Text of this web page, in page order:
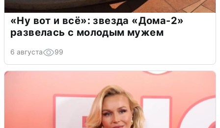
«Ну вот и всё»: звезда «Дома-2»
развелась с молодым мужем
6 августа 99